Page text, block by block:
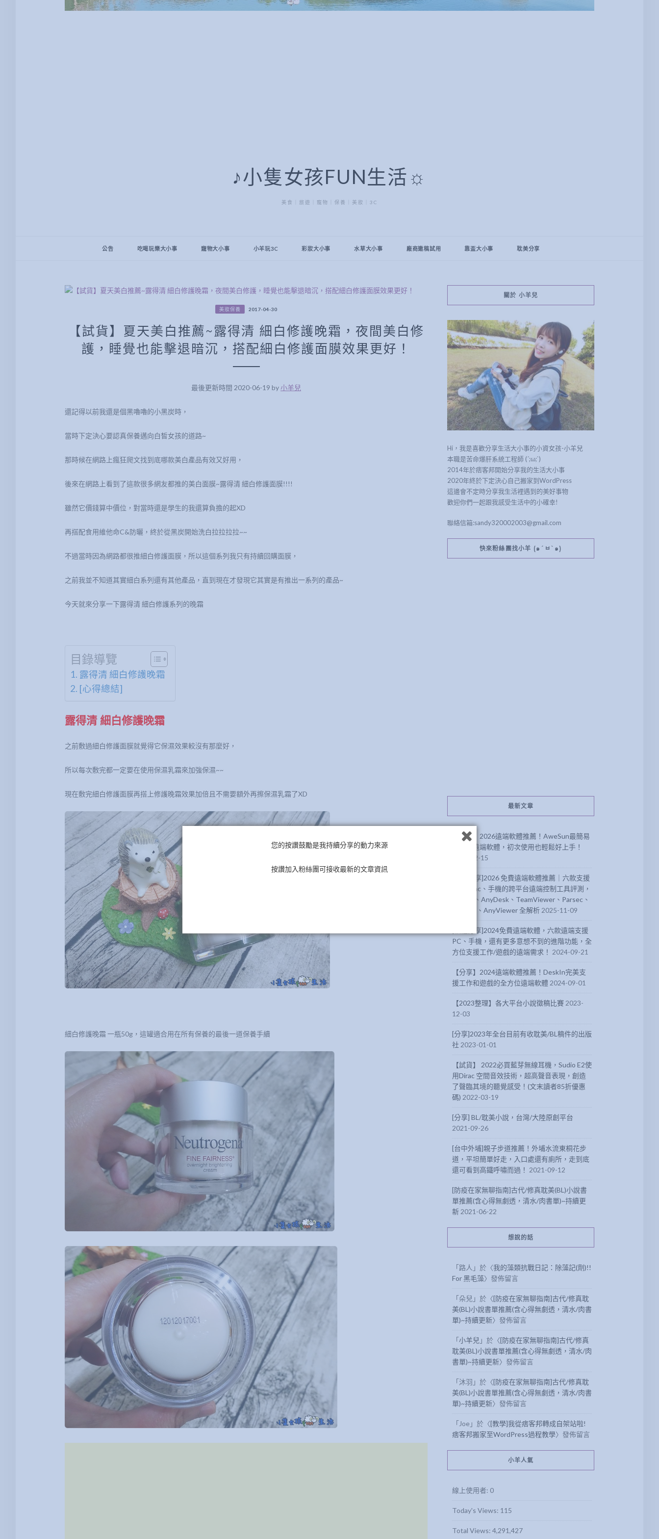
♪小隻女孩FUN生活☼
美食｜旅遊｜寵物｜保養｜美妝｜3C
公告 吃喝玩樂大小事 寵物大小事 小羊玩3C 彩妝大小事 水草大小事 廠商邀稿試用 靠盃大小事 耽美分享
美妝保養 2017-04-30
【試貨】夏天美白推薦~露得清 細白修護晚霜，夜間美白修
護，睡覺也能擊退暗沉，搭配細白修護面膜效果更好！
最後更新時間 2020-06-19 by 小羊兒
還記得以前我還是個黑嚕嚕的小黑炭時，
當時下定決心要認真保養邁向白皙女孩的道路~
那時候在網路上瘋狂爬文找到底哪款美白產品有效又好用，
後來在網路上看到了這款很多網友都推的美白面膜~露得清 細白修護面膜!!!!
雖然它價錢算中價位，對當時還是學生的我還算負擔的起XD
再搭配食用維他命C&防曬，終於從黑炭開始洗白拉拉拉拉~~
不過當時因為網路都很推細白修護面膜，所以這個系列我只有持續回購面膜，
之前我並不知道其實細白系列還有其他產品，直到現在才發現它其實是有推出一系列的產品~
今天就來分享一下露得清 細白修護系列的晚霜
目錄導覽
露得清 細白修護晚霜
[心得總結]
露得清 細白修護晚霜
之前敷過細白修護面膜就覺得它保濕效果較沒有那麼好，
所以每次敷完都一定要在使用保濕乳霜來加強保濕~~
現在敷完細白修護面膜再搭上修護晚霜效果加倍且不需要額外再擦保濕乳霜了XD
細白修護晚霜 一瓶50g，這罐適合用在所有保養的最後一道保養手續
關於 小羊兒
Hi，我是喜歡分享生活大小事的小資女孩-小羊兒
本職是苦命爆肝系統工程師 (´;ω;`)
2014年於痞客邦開始分享我的生活大小事
2020年終於下定決心自己搬家到WordPress
這邊會不定時分享我生活裡遇到的美好事物
歡迎你們一起跟我感受生活中的小確幸!
聯絡信箱:sandy320002003@gmail.com
快來粉絲團找小羊 (๑´ㅂ`๑)
最新文章
【分享】2026遠端軟體推薦！AweSun最簡易
方便的遠端軟體，初次使用也輕鬆好上手！
2026-02-15
[軟體分享]2026 免費遠端軟體推薦｜六款支援
PC、Mac、手機的跨平台遠端控制工具評測，
DeskIn、AnyDesk、TeamViewer、Parsec、
Chrome、AnyViewer 全解析 2025-11-09
[軟體分享]2024免費遠端軟體，六款遠端支援
PC、手機，還有更多意想不到的進階功能，全
方位支援工作/遊戲的遠端需求！ 2024-09-21
【分享】2024遠端軟體推薦！DeskIn完美支
援工作和遊戲的全方位遠端軟體 2024-09-01
【2023整理】各大平台小說徵稿比賽 2023-
12-03
[分享]2023年全台目前有收耽美/BL稿件的出版
社 2023-01-01
【試貨】 2022必買藍芽無線耳機，Sudio E2使
用Dirac 空間音效技術，超高聲音表現，創造
了聲臨其境的聽覺感受！(文末讀者85折優惠
碼) 2022-03-19
[分享] BL/耽美小說，台灣/大陸原創平台
2021-09-26
[台中外埔]親子步道推薦！外埔水流東桐花步
道，平坦簡單好走，入口處還有廁所，走到底
還可看到高鐵呼嘯而過！ 2021-09-12
[防疫在家無聊指南]古代/修真耽美(BL)小說書
單推薦(含心得無劇透，清水/肉書單)~持續更
新 2021-06-22
想說的話
「路人 」於〈我的藻類抗戰日記：除藻記(劑)!!
For 黑毛藻〉發佈留言
「朵兒 」於〈[防疫在家無聊指南]古代/修真耽
美(BL)小說書單推薦(含心得無劇透，清水/肉書
單)~持續更新〉發佈留言
「小羊兒 」於〈[防疫在家無聊指南]古代/修真
耽美(BL)小說書單推薦(含心得無劇透，清水/肉
書單)~持續更新〉發佈留言
「沐羽 」於〈[防疫在家無聊指南]古代/修真耽
美(BL)小說書單推薦(含心得無劇透，清水/肉書
單)~持續更新〉發佈留言
「Joe 」於〈[教學]我從痞客邦轉成自架站啦!
痞客邦搬家至WordPress過程教學〉發佈留言
小羊人氣
線上使用者: 0
Today's Views: 115
Total Views: 4,291,427
您的按讚鼓勵是我持續分享的動力來源
按讚加入粉絲團可接收最新的文章資訊